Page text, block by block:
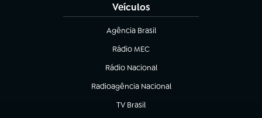
Veículos
Agência Brasil
(abre em nova aba)
Rádio MEC
(abre em nova aba)
Rádio Nacional
Radioagência Nacional
(abre em nova aba)
TV Brasil
(abre em nova aba)